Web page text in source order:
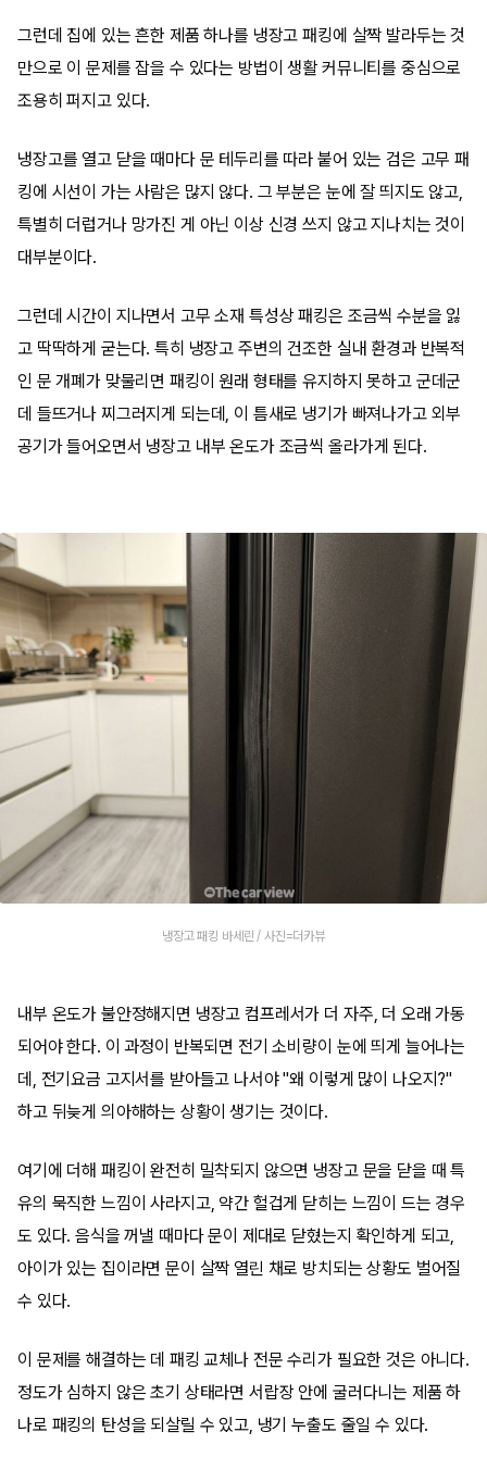
그런데 집에 있는 흔한 제품 하나를 냉장고 패킹에 살짝 발라두는 것
만으로 이 문제를 잡을 수 있다는 방법이 생활 커뮤니티를 중심으로
조용히 퍼지고 있다.
냉장고를 열고 닫을 때마다 문 테두리를 따라 붙어 있는 검은 고무 패
킹에 시선이 가는 사람은 많지 않다. 그 부분은 눈에 잘 띄지도 않고,
특별히 더럽거나 망가진 게 아닌 이상 신경 쓰지 않고 지나치는 것이
대부분이다.
그런데 시간이 지나면서 고무 소재 특성상 패킹은 조금씩 수분을 잃
고 딱딱하게 굳는다. 특히 냉장고 주변의 건조한 실내 환경과 반복적
인 문 개폐가 맞물리면 패킹이 원래 형태를 유지하지 못하고 군데군
데 들뜨거나 찌그러지게 되는데, 이 틈새로 냉기가 빠져나가고 외부
공기가 들어오면서 냉장고 내부 온도가 조금씩 올라가게 된다.
냉장고 패킹 바세린 / 사진=더카뷰
내부 온도가 불안정해지면 냉장고 컴프레서가 더 자주, 더 오래 가동
되어야 한다. 이 과정이 반복되면 전기 소비량이 눈에 띄게 늘어나는
데, 전기요금 고지서를 받아들고 나서야 "왜 이렇게 많이 나오지?"
하고 뒤늦게 의아해하는 상황이 생기는 것이다.
여기에 더해 패킹이 완전히 밀착되지 않으면 냉장고 문을 닫을 때 특
유의 묵직한 느낌이 사라지고, 약간 헐겁게 닫히는 느낌이 드는 경우
도 있다. 음식을 꺼낼 때마다 문이 제대로 닫혔는지 확인하게 되고,
아이가 있는 집이라면 문이 살짝 열린 채로 방치되는 상황도 벌어질
수 있다.
이 문제를 해결하는 데 패킹 교체나 전문 수리가 필요한 것은 아니다.
정도가 심하지 않은 초기 상태라면 서랍장 안에 굴러다니는 제품 하
나로 패킹의 탄성을 되살릴 수 있고, 냉기 누출도 줄일 수 있다.